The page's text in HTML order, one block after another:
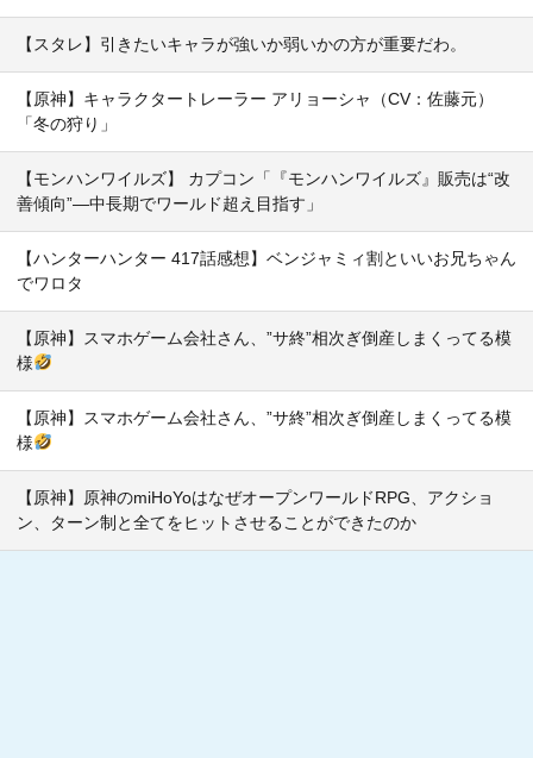
【スタレ】引きたいキャラが強いか弱いかの方が重要だわ。
【原神】キャラクタートレーラー アリョーシャ（CV：佐藤元）
「冬の狩り」
【モンハンワイルズ】 カプコン「『モンハンワイルズ』販売は“改
善傾向”―中長期でワールド超え目指す」
【ハンターハンター 417話感想】ベンジャミィ割といいお兄ちゃん
でワロタ
【原神】スマホゲーム会社さん、”サ終”相次ぎ倒産しまくってる模
様
【原神】スマホゲーム会社さん、”サ終”相次ぎ倒産しまくってる模
様
【原神】原神のmiHoYoはなぜオープンワールドRPG、アクショ
ン、ターン制と全てをヒットさせることができたのか